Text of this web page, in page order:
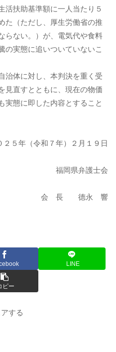
活扶助基準額に一人当たり５
た（ただし、厚生労働省の推
らない。）が、電気代や食料
の実態に追いついていないこ
体に対し、本判決を重く受
見直すとともに、現在の物価
実態に即した内容とすること
２５年（令和７年）２月１９日
福岡県弁護士会
会 長 德永 響
LINE
ピー
する